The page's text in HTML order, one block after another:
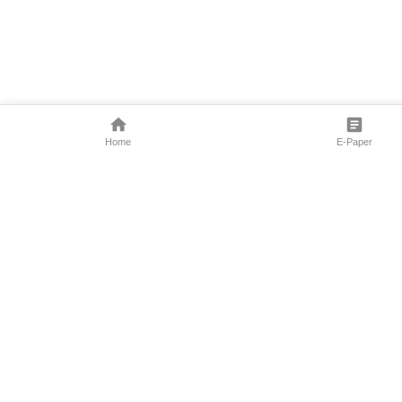
Home E-Paper